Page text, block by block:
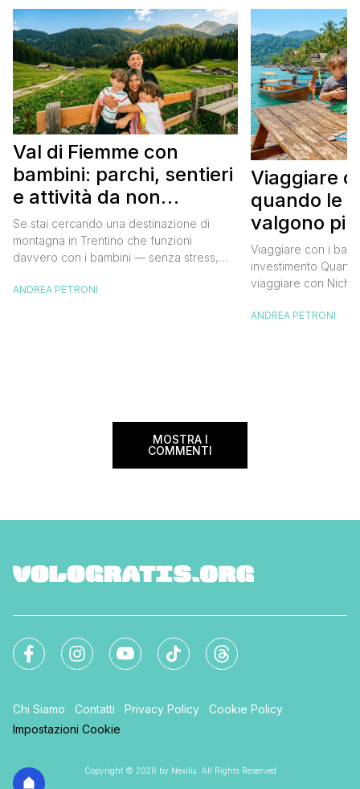
Val di Fiemme con
bambini: parchi, sentieri
e attività da non
perdere
Se stai cercando una destinazione di
montagna in Trentino che funzioni
davvero con i bambini — senza stress,
senza il rischio che dopo due ore dicano
ANDREA PETRONI
Viaggiare
quando le
valgono
Viaggiare con i
investimento
viaggiare con
conoscenti del tipo:
ANDREA PETRONI
MOSTRA I
COMMENTI
Chi Siamo Contatti Privacy Policy
Cookie Policy
Impostazioni Cookie
Copyright © 2026 by Nexilia. All Rights Reserved